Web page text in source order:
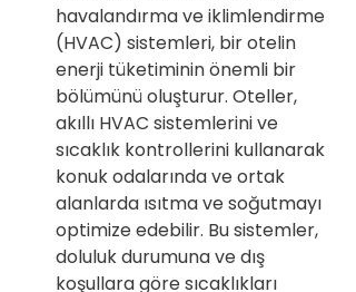
havalandırma ve iklimlendirme
(HVAC) sistemleri, bir otelin
enerji tüketiminin önemli bir
bölümünü oluşturur. Oteller,
akıllı HVAC sistemlerini ve
sıcaklık kontrollerini kullanarak
konuk odalarında ve ortak
alanlarda ısıtma ve soğutmayı
optimize edebilir. Bu sistemler,
doluluk durumuna ve dış
koşullara göre sıcaklıkları